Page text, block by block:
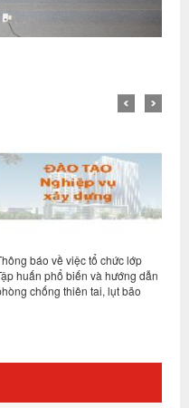
Thông báo về việc tổ chức khóa
đào tạo, tập huấn về “Hướng dẫn
lập chỉ dẫn kỹ thuật trong thi công